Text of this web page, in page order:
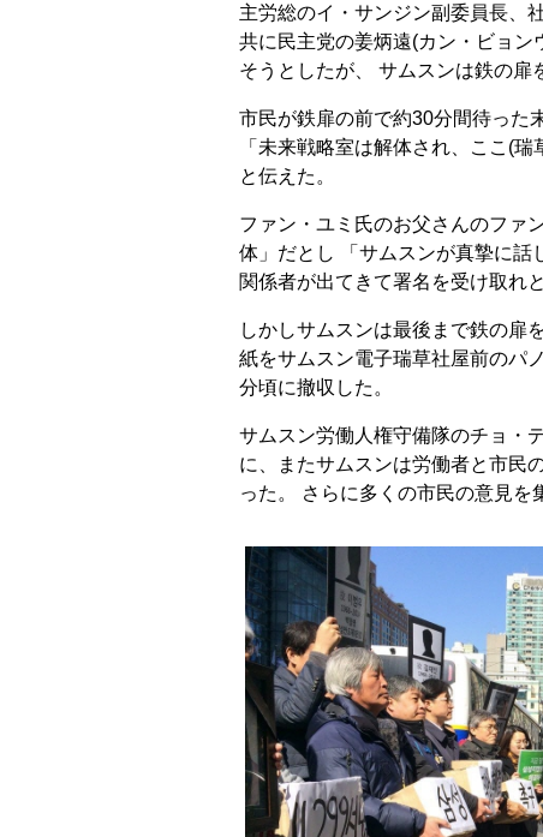
主労総のイ・サンジン副委員長、
共に民主党の姜炳遠(カン・ビョ
そうとしたが、 サムスンは鉄の扉
市民が鉄扉の前で約30分間待った
「未来戦略室は解体され、ここ(
と伝えた。
ファン・ユミ氏のお父さんのファ
体」だとし 「サムスンが真摯に話
関係者が出てきて署名を受け取れ
しかしサムスンは最後まで鉄の扉
紙をサムスン電子瑞草社屋前のパ
分頃に撤収した。
サムスン労働人権守備隊のチョ・
に、またサムスンは労働者と市民
った。 さらに多くの市民の意見を